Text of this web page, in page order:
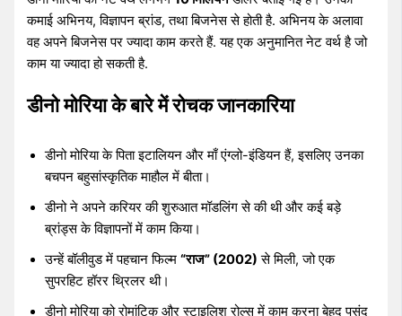
कमाई अभिनय, विज्ञापन ब्रांड, तथा बिजनेस से होती है. अभिनय के अलावा
वह अपने बिजनेस पर ज्यादा काम करते हैं. यह एक अनुमानित नेट वर्थ है जो
काम या ज्यादा हो सकती है.
डीनो मोरिया के बारे में रोचक जानकारिया
डीनो मोरिया के पिता इटालियन और माँ एंग्लो-इंडियन हैं, इसलिए उनका
बचपन बहुसांस्कृतिक माहौल में बीता।
डीनो ने अपने करियर की शुरुआत मॉडलिंग से की थी और कई बड़े
ब्रांड्स के विज्ञापनों में काम किया।
उन्हें बॉलीवुड में पहचान फिल्म“राज” (2002) से मिली, जो एक
सुपरहिट हॉरर थ्रिलर थी।
डीनो मोरिया को रोमांटिक और स्टाइलिश रोल्स में काम करना बेहद पसंद